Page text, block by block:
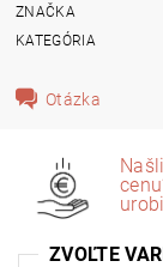
ZNAČKA
KATEGÓRIA
Otázka
ZVOĽTE